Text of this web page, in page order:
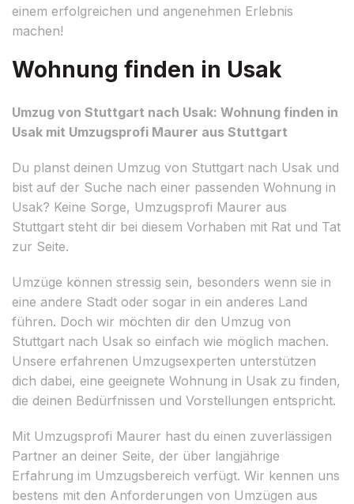
einem erfolgreichen und angenehmen Erlebnis
machen!
Wohnung finden in Usak
Umzug von Stuttgart nach Usak: Wohnung finden in
Usak mit Umzugsprofi Maurer aus Stuttgart
Du planst deinen Umzug von Stuttgart nach Usak und
bist auf der Suche nach einer passenden Wohnung in
Usak? Keine Sorge, Umzugsprofi Maurer aus
Stuttgart steht dir bei diesem Vorhaben mit Rat und Tat
zur Seite.
Umzüge können stressig sein, besonders wenn sie in
eine andere Stadt oder sogar in ein anderes Land
führen. Doch wir möchten dir den Umzug von
Stuttgart nach Usak so einfach wie möglich machen.
Unsere erfahrenen Umzugsexperten unterstützen
dich dabei, eine geeignete Wohnung in Usak zu finden,
die deinen Bedürfnissen und Vorstellungen entspricht.
Mit Umzugsprofi Maurer hast du einen zuverlässigen
Partner an deiner Seite, der über langjährige
Erfahrung im Umzugsbereich verfügt. Wir kennen uns
bestens mit den Anforderungen von Umzügen aus